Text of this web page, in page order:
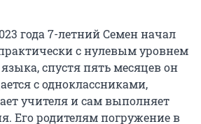
года 7-летний Семен начал
с нулевым уровнем
спустя пять месяцев он
с одноклассниками,
учителя и сам выполняет
Его родителям погружение в